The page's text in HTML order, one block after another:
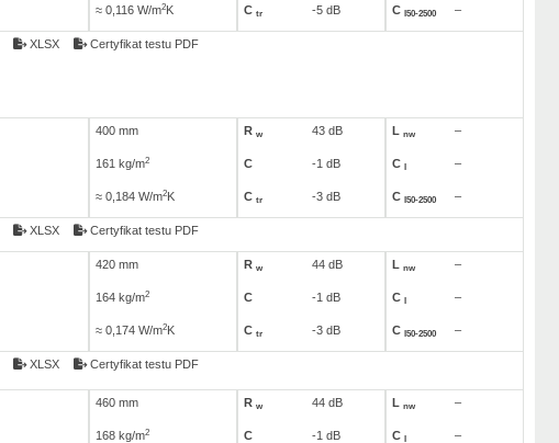
≈ 0,116 W/m2K C tr -5 dB C I50-2500 –
XLSX Certyfikat testu PDF
400 mm R w 43 dB L nw –
161 kg/m2 C -1 dB C –
≈ 0,184 W/m2K C tr -3 dB C I50-2500 –
XLSX Certyfikat testu PDF
420 mm R w 44 dB L nw –
164 kg/m2 C -1 dB C –
≈ 0,174 W/m2K C tr -3 dB C I50-2500 –
XLSX Certyfikat testu PDF
460 mm R w 44 dB L nw –
168 kg/m2 C -1 dB C –